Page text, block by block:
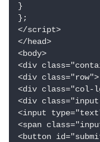
}
};
</script>
</head>
<body>
<div
<div class="row">
<div class="col-
<div
<input
<span
<button